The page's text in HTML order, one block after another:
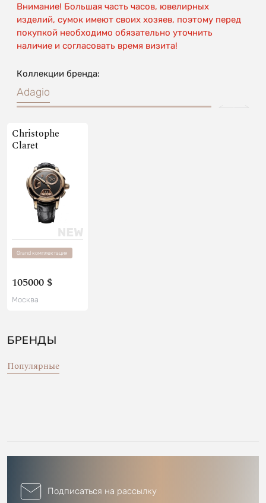
Внимание! Большая часть часов, ювелирных
изделий, сумок имеют своих хозяев, поэтому перед
покупкой необходимо обязательно уточнить
наличие и согласовать время визита!
Коллекции бренда:
Adagio
Christophe
Claret
Grand комплектация
105000 $
Москва
БРЕНДЫ
Популярные
Подписаться на рассылку